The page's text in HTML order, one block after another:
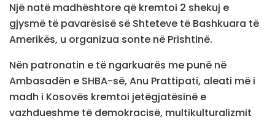
Një natë madhështore që kremtoi 2 shekuj e
gjysmë të pavarësisë së Shteteve të Bashkuara të
Amerikës, u organizua sonte në Prishtinë.
Nën patronatin e të ngarkuarës me punë në
Ambasadën e SHBA-së, Anu Prattipati, aleati më i
madh i Kosovës kremtoi jetëgjatësinë e
vazhdueshme të demokracisë, multikulturalizmit